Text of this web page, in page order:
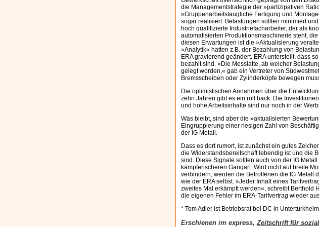
die Managementstrategie der »partizipativen
»Gruppenarbeitstaugliche Fertigung und
sogar realisiert. Belastungen sollten minimiert
hoch qualifizierte Industriefacharbeiter, der als
automatisierten Produktionsmaschinerie steht,
diesen Erwartungen ist die »Aktualisierung
»Analytik« hatten z.B. der Bezahlung von
ERA gravierend geändert. ERA unterstellt, dass
bezahlt sind. »Die Messlatte, ab welcher
gelegt worden,« gab ein Vertreter von
Bremsscheiben oder Zylinderköpfe bewegen
Die optimistischen Annahmen über die
zehn Jahren gibt es ein roll back: Die
und hohe Arbeitsinhalte sind nur noch in der
Was bleibt, sind aber die »aktualisierten
Eingruppierung einer riesigen Zahl von
der IG Metall.
Dass es dort rumort, ist zunächst ein gutes
die Widerstandsbereitschaft lebendig ist und die
sind. Diese Signale sollten auch von der IG
kämpferischeren Gangart. Wird nicht auf breite
verhindern, werden die Betroffenen die IG Metall
wie der ERA selbst. »Jeder Inhalt eines
zweites Mal erkämpft werden«, schreibt Berthold
die eigenen Fehler im ERA-Tarifvertrag wieder
* Tom Adler ist Betriebsrat bei DC in
Erschienen im express,Zeitschrift für